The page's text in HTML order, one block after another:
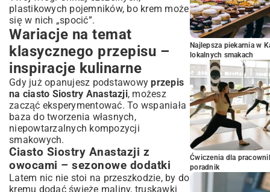
plastikowych pojemników, bo krem może
się w nich „spocić”.
Wariacje na temat
klasycznego przepisu –
inspiracje kulinarne
Gdy już opanujesz podstawowyprzepis
na ciasto Siostry Anastazji, możesz
zacząć eksperymentować. To wspaniała
baza do tworzenia własnych,
niepowtarzalnych kompozycji
smakowych.
Ciasto Siostry Anastazji z
owocami – sezonowe dodatki
Latem nic nie stoi na przeszkodzie, by do
kremu dodać świeże maliny, truskawki
Najlepsza piekarnia w
lokalnych smakach
Ćwiczenia dla
poradnik